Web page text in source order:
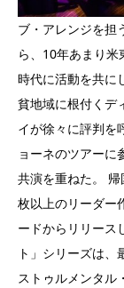
ブ・アレンジを担
ら、10年あまり
時代に活動を共に
貧地域に根付くデ
イが徐々に評判を
ョーネのツアーに
共演を重ねた。
枚以上のリーダー
ードからリリース
ト」シリーズは
ストゥルメンタル